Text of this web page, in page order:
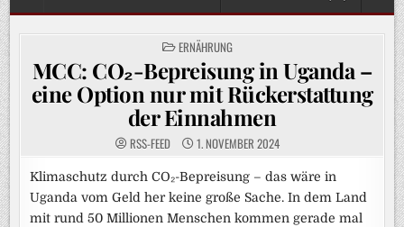
POSTED
IN
ERNÄHRUNG
MCC: CO₂-Bepreisung in Uganda –
eine Option nur mit Rückerstattung
der Einnahmen
RSS-FEED 1. NOVEMBER 2024
Klimaschutz durch CO₂-Bepreisung – das wäre in
Uganda vom Geld her keine große Sache. In dem Land
mit rund 50 Millionen Menschen kommen gerade mal